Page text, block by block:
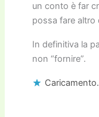
un conto è far
possa fare altro
In definitiva la
non “fornire”.